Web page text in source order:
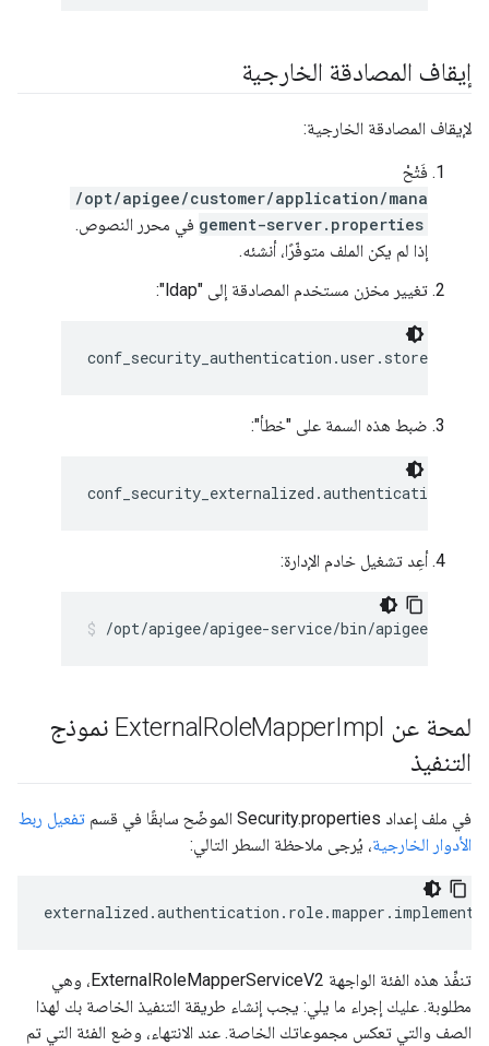
إيقاف المصادقة الخارجية
لإيقاف المصادقة الخارجية:
فَتْحْ
/opt/apigee/customer/application/mana
gement-server.properties في محرر النصوص.
إذا لم يكن الملف متوفّرًا، أنشئه.
تغيير مخزن مستخدم المصادقة إلى "ldap":
conf_security_authentication.user.store=
ضبط هذه السمة على "خطأ":
أعِد تشغيل خادم الإدارة:
/opt/apigee/apigee-service/bin/apigee-
لمحة عن External RoleMapper
Impl نموذج
التنفيذ
في ملف إعداد Security.properties الموضّح سابقًا في قسم
تفعيل ربط
الأدوار الخارجية، يُرجى ملاحظة السطر التالي:
externalized .authentication . role.mapper .
تنفِّذ هذه الفئة الواجهة ExternalRoleMapperServiceV2، وهي
مطلوبة. عليك إجراء ما يلي: يجب إنشاء طريقة التنفيذ الخاصة بك لهذا
الصف والتي تعكس مجموعاتك الخاصة. عند الانتهاء، وضع الفئة التي تم